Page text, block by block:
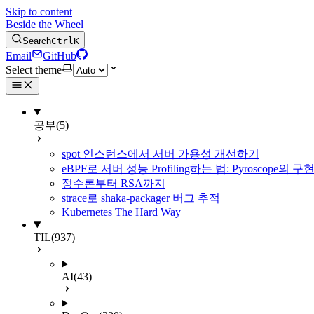
Skip to content
Beside the Wheel
SearchCtrlK
Email
GitHub
Select theme
공부(5)
spot 인스턴스에서 서버 가용성 개선하기
eBPF로 서버 성능 Profiling하는 법: Pyroscope의 구
정수론부터 RSA까지
strace로 shaka-packager 버그 추적
Kubernetes The Hard Way
TIL(937)
AI(43)